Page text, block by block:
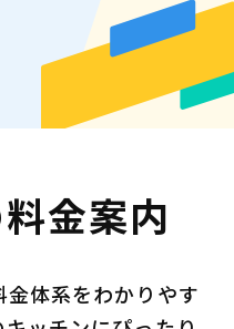
金案内
体系をわかりやす